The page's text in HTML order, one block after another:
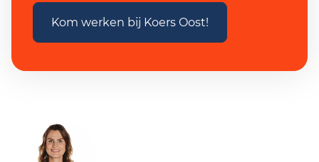
Kom werken bij Koers Oost!